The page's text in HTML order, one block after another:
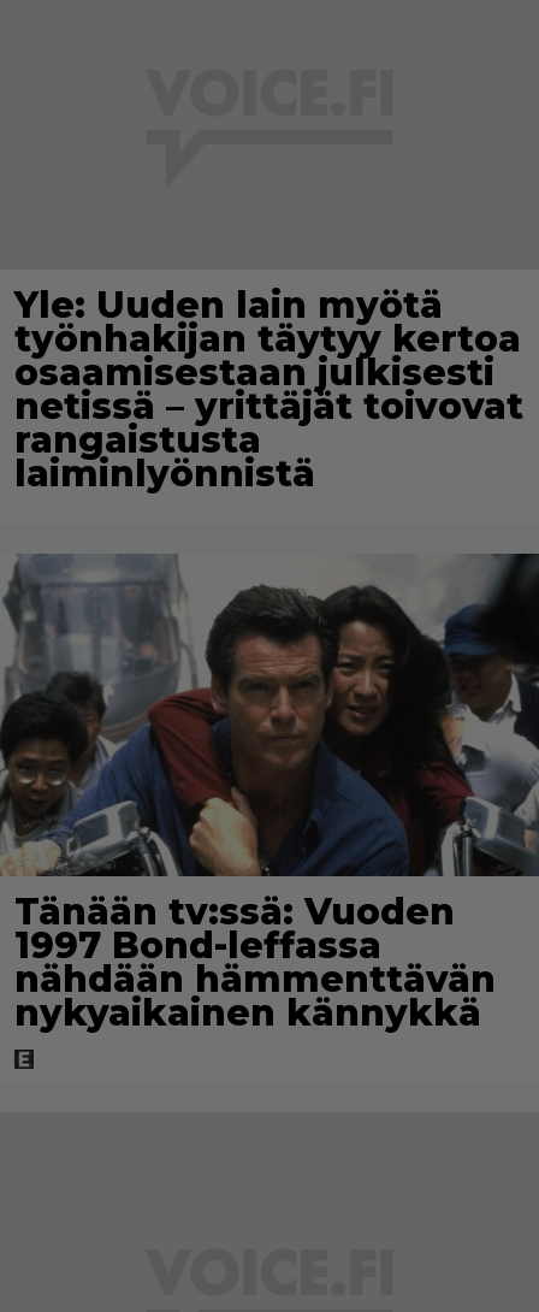
Yle: Uuden lain myötä
työnhakijan täytyy kertoa
osaamisestaan julkisesti
netissä – yrittäjät toivovat
rangaistusta
laiminlyönnistä
Tänään tv:ssä: Vuoden
1997 Bond-leffassa
nähdään hämmenttävän
nykyaikainen kännykkä